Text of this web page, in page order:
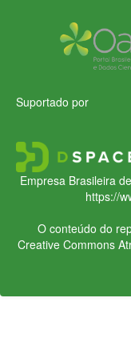
Suportado por
Empresa Brasileira
https://
O conteúdo do
Creative Commons